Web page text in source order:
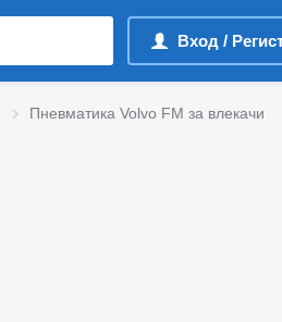
Вход /
Пневматика Volvo FM за влекачи